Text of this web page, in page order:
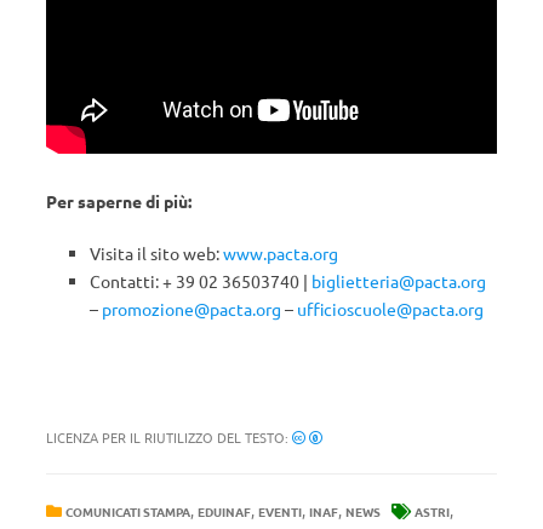
Per saperne di più:
Visita il sito web:www.pacta.org
Contatti: + 39 02 36503740 | biglietteria@pacta.org
– promozione@pacta.org – ufficioscuole@pacta.org
LICENZA PER IL RIUTILIZZO DEL TESTO:
COMUNICATI STAMPA, EDUINAF, EVENTI, INAF, NEWS ASTRI,